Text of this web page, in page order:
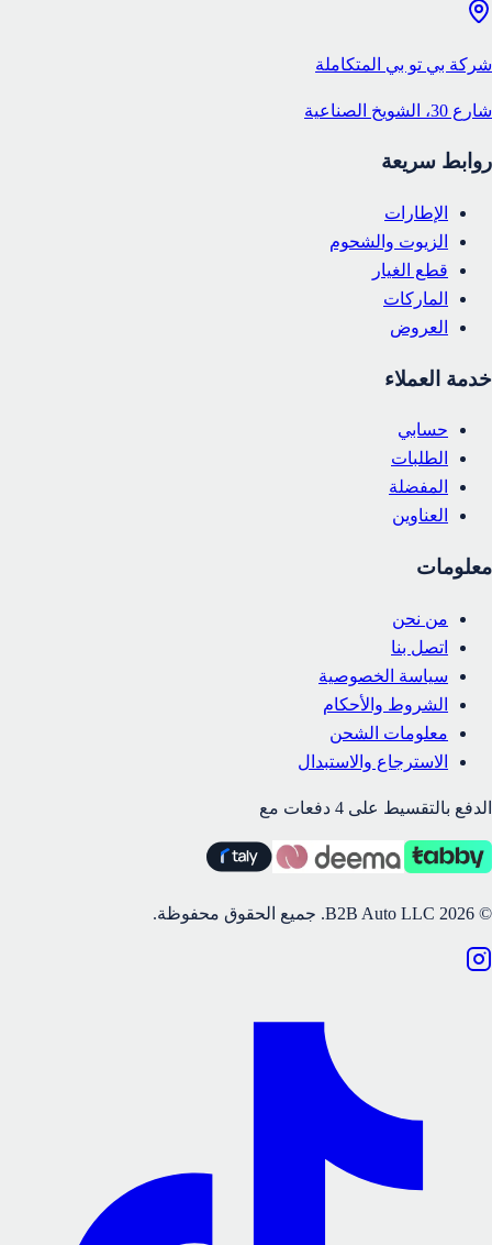
شركة بي تو بي المتكاملة
شارع 30، الشويخ الصناعية
روابط سريعة
الإطارات
الزيوت والشحوم
قطع الغيار
الماركات
العروض
خدمة العملاء
حسابي
الطلبات
المفضلة
العناوين
معلومات
من نحن
اتصل بنا
سياسة الخصوصية
الشروط والأحكام
معلومات الشحن
الاسترجاع والاستبدال
الدفع بالتقسيط على 4 دفعات مع
©
2026 جميع الحقوق محفوظة.